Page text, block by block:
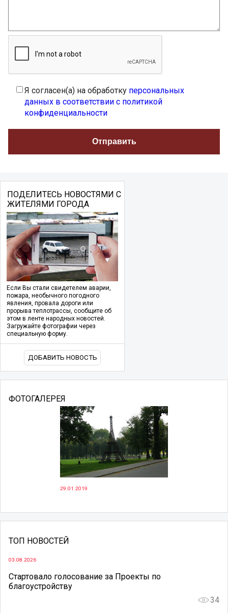
Я согласен(а) на обработку персональных
данных в соответствии с политикой
конфиденциальности
ПОДЕЛИТЕСЬ НОВОСТЯМИ С
ЖИТЕЛЯМИ ГОРОДА
Если Вы стали свидетелем аварии,
пожара, необычного погодного
явления, провала дороги или
прорыва теплотрассы, сообщите об
этом в ленте народных новостей.
Загружайте фотографии через
специальную форму.
ДОБАВИТЬ НОВОСТЬ
ФОТОГАЛЕРЕЯ
29.01.2019
ТОП НОВОСТЕЙ
03.08.2026
Стартовало голосование за Проекты по
благоустройству
34